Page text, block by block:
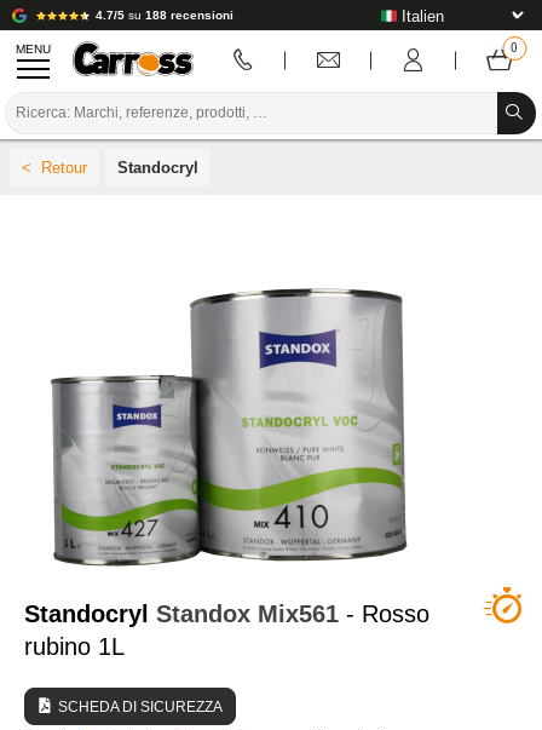
4.7/5 su 188 recensioni
MENU
MATERIALI DI CONSUMO PER LA CARROZZERIA
STRUMENTI PER LA CARROZZERIA
ATTREZZATURE PER CARROZZERIA
INSTALLAZIONE IN LABORATORIO
TUTORIAL E CONSIGLI
Standocryl
Standocryl Standox Mix561 - Rosso
rubino 1L
SCHEDA DI SICUREZZA